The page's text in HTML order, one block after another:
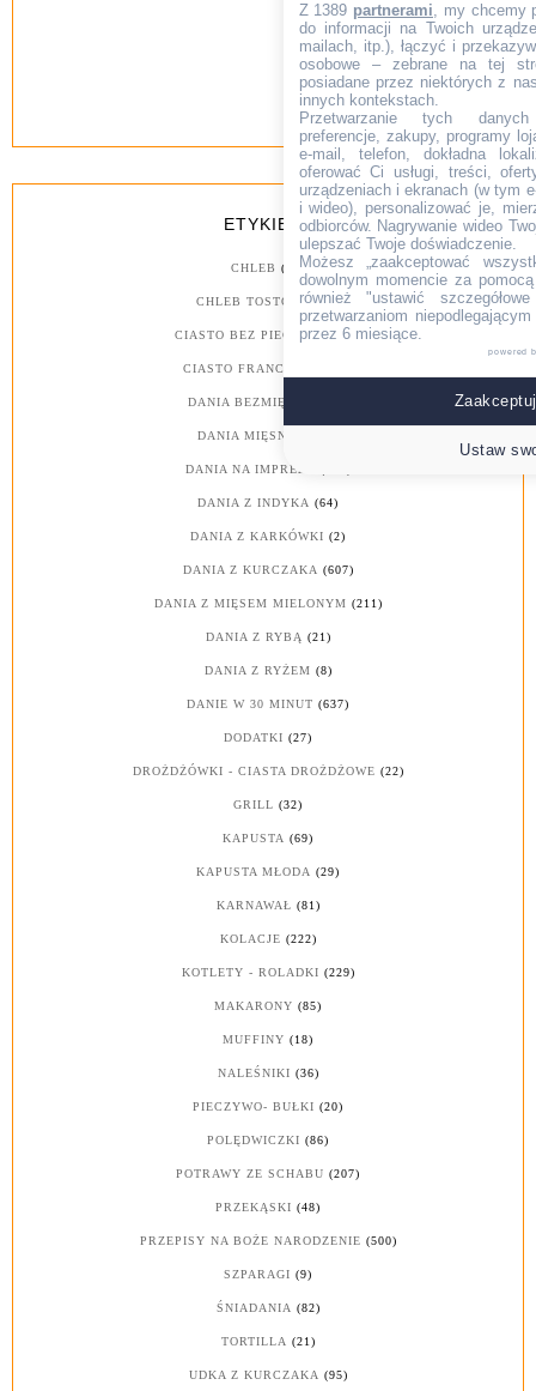
ETYKIETY
CHLEB (26)
CHLEB TOSTOWY (18)
CIASTO BEZ PIECZENIA (53)
CIASTO FRANCUSKIE
DANIA BEZMIĘSNE
DANIA MIĘSNE
DANIA NA IMPREZY
DANIA Z INDYKA (64)
DANIA Z KARKÓWKI (2)
DANIA Z KURCZAKA (607)
DANIA Z MIĘSEM MIELONYM (211)
DANIA Z RYBĄ (21)
DANIA Z RYŻEM (8)
DANIE W 30 MINUT (637)
DODATKI (27)
DROŻDŻÓWKI - CIASTA DROŻDŻOWE (22)
GRILL (32)
KAPUSTA (69)
KAPUSTA MŁODA (29)
KARNAWAŁ (81)
KOLACJE (222)
KOTLETY - ROLADKI (229)
MAKARONY (85)
MUFFINY (18)
NALEŚNIKI (36)
PIECZYWO- BUŁKI (20)
POLĘDWICZKI (86)
POTRAWY ZE SCHABU (207)
PRZEKĄSKI (48)
PRZEPISY NA BOŻE NARODZENIE (500)
SZPARAGI (9)
ŚNIADANIA (82)
TORTILLA (21)
UDKA Z KURCZAKA (95)
Z 1389 partnerami, my chcemy
do informacji na Twoich
mailach, itp.), łączyć i
osobowe – zebrane na tej
posiadane przez niektórych z
innych kontekstach.
Przetwarzanie tych danych
preferencje, zakupy, programy
e-mail, telefon, dokładna
oferować Ci usługi, treści,
urządzeniach i ekranach (w tym
i wideo), personalizować je,
odbiorców. Nagrywanie wideo
ulepszać Twoje doświadczenie.
Możesz „zaakceptować
dowolnym momencie za
również "ustawić
przetwarzaniom
przez 6 miesiące.
powered
Ustaw